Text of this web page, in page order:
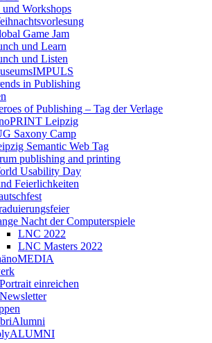
und Workshops
Game Jam
und Learn
und Listen
in Publishing
of Publishing – Tag der Verlage
Leipzig
Saxony Camp
Semantic Web Tag
publishing and printing
Usability Day
Feierlichkeiten
Nacht der Computerspiele
LNC 2022
LNC Masters 2022
einreichen